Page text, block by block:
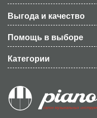
Выгода и качество
Помощь в выборе
Категории